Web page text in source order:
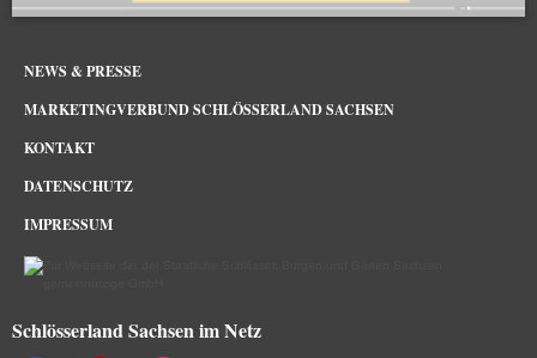
NEWS & PRESSE
MARKETINGVERBUND SCHLÖSSERLAND SACHSEN
KONTAKT
DATENSCHUTZ
IMPRESSUM
Schlösserland Sachsen im Netz